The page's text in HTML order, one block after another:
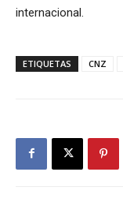
internacional.
ETIQUETAS CNZ